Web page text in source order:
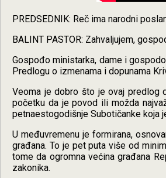
PREDSEDNIK: Reč ima narodni
BALINT PASTOR: Zahvaljujem,
Gospođo ministarka, dame i
Predlogu o izmenama i dopunama
Veoma je dobro što je ovaj predlog
početku da je povod ili možda
petnaestogodišnje Subotičanke koja
U međuvremenu je formirana,
građana. To je pet puta više od
tome da ogromna većina građana
zakonika.